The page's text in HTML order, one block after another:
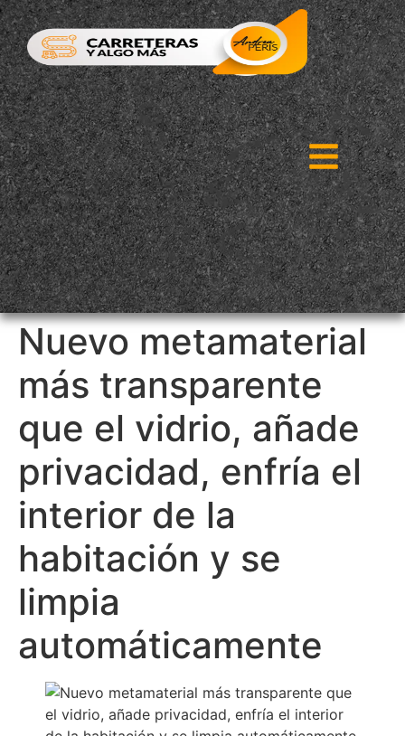
Nuevo metamaterial
más transparente
que el vidrio, añade
privacidad, enfría el
interior de la
habitación y se
limpia
automáticamente